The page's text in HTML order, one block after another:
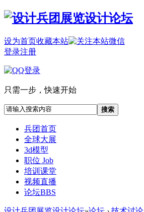
设为首页收藏本站
登录注册
只需一步，快速开始
搜索
兵团首页
全球大展
3d模型
职位 Job
培训课堂
视频直播
论坛BBS